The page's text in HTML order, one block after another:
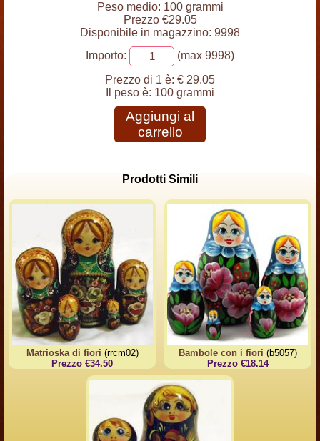
Peso medio: 100 grammi
Prezzo €29.05
Disponibile in magazzino: 9998
Importo:
(max 9998)
Prezzo di 1 è: € 29.05
Il peso è: 100 grammi
Aggiungi al
carrello
Prodotti Simili
Matrioska di fiori (rrcm02)
Prezzo €34.50
Bambole con i fiori (b5057)
Prezzo €18.14